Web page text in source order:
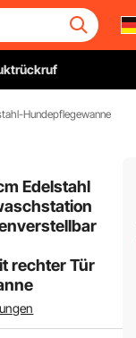
Hundepflegewanne
Edelstahl
rechter Tür